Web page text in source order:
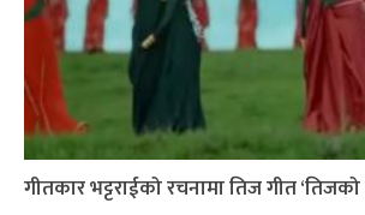
गीतकार भट्टराईको रचनामा तिज गीत ‘तिजको